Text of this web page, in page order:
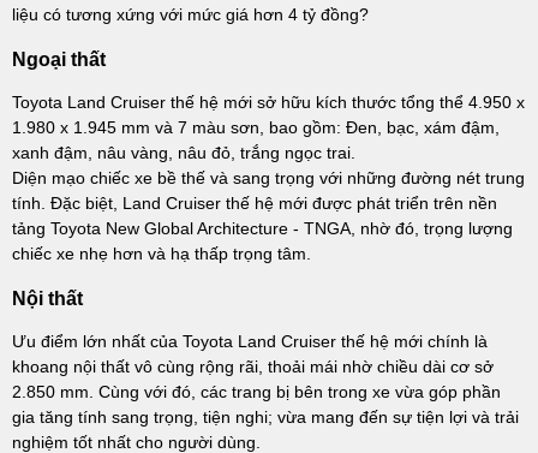
liệu có tương xứng với mức giá hơn 4 tỷ đồng?
Ngoại thất
Toyota Land Cruiser thế hệ mới sở hữu kích thước tổng thể 4.950 x
1.980 x 1.945 mm và 7 màu sơn, bao gồm: Đen, bạc, xám đậm,
xanh đậm, nâu vàng, nâu đỏ, trắng ngọc trai.
Diện mạo chiếc xe bề thế và sang trọng với những đường nét trung
tính. Đặc biệt, Land Cruiser thế hệ mới được phát triển trên nền
tảng Toyota New Global Architecture - TNGA, nhờ đó, trọng lượng
chiếc xe nhẹ hơn và hạ thấp trọng tâm.
Nội thất
Ưu điểm lớn nhất của Toyota Land Cruiser thế hệ mới chính là
khoang nội thất vô cùng rộng rãi, thoải mái nhờ chiều dài cơ sở
2.850 mm. Cùng với đó, các trang bị bên trong xe vừa góp phần
gia tăng tính sang trọng, tiện nghi; vừa mang đến sự tiện lợi và trải
nghiệm tốt nhất cho người dùng.